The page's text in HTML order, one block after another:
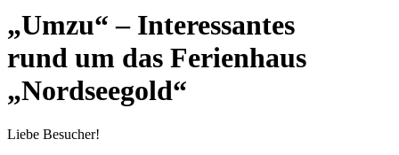
„Umzu“ – Interessantes
rund um das Ferienhaus
„Nordseegold“
Liebe Besucher!